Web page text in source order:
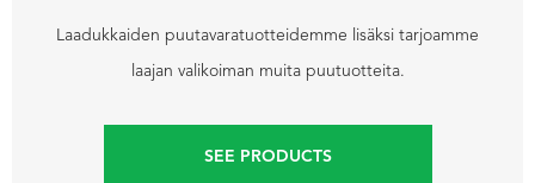
Laadukkaiden puutavaratuotteidemme lisäksi tarjoamme
laajan valikoiman muita puutuotteita.
SEE PRODUCTS